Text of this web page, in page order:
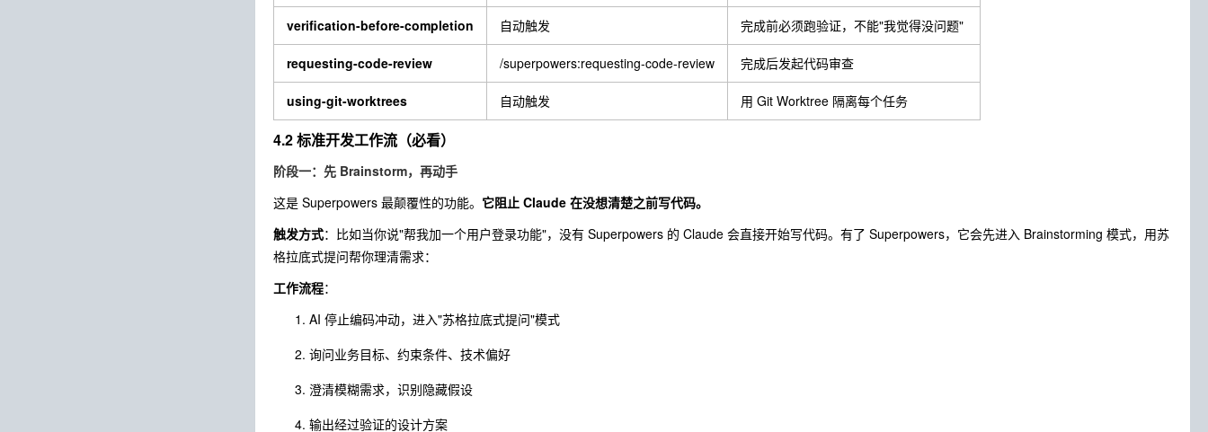
verification-before-completion 自动触发 完成前必须跑验证，不能"我觉得没问题"
requesting-code-review /superpowers:requesting-code-review 完成后发起代码审查
using-git-worktrees 自动触发 用 Git Worktree 隔离每个任务
4.2 标准开发工作流（必看）
阶段一：先 Brainstorm，再动手
这是 Superpowers 最颠覆性的功能。 它阻止 Claude 在没想清楚之前写代码。
触发方式：比如当你说"帮我加一个用户登录功能"，没有 Superpowers 的 Claude 会直接开始写代码。有了 Superpowers，它会先进入 Brainstorming 模式，用苏
格拉底式提问帮你理清需求：
工作流程：
AI 停止编码冲动，进入"苏格拉底式提问"模式
询问业务目标、约束条件、技术偏好
澄清模糊需求，识别隐藏假设
输出经过验证的设计方案